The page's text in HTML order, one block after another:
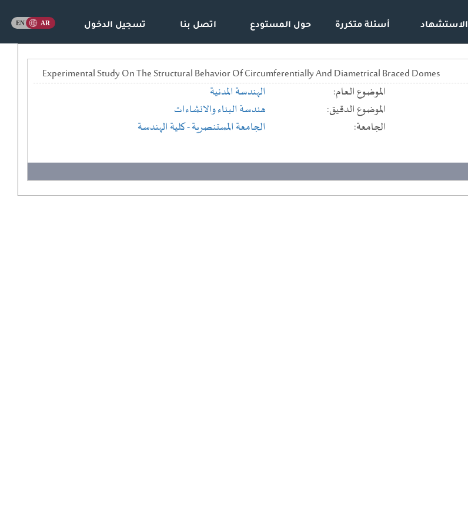
الاستشهاد أسئلة متكررة حول المستودع اتصل بنا تسجيل الدخول
Experimental Study On The Structural Behavior Of Circumferentially And Diametrical Braced Domes
الموضوع العام:
الهندسة المدنية
الموضوع الدقيق:
هندسة البناء والانشاءات
الجامعة: الجامعة المستنصرية- كلية الهندسة